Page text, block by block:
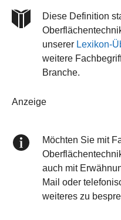
Diese Definition
unserer Lexikon-
weitere
Branche.
Anzeige
Möchten Sie mit
auch mit
Mail oder
weiteres zu